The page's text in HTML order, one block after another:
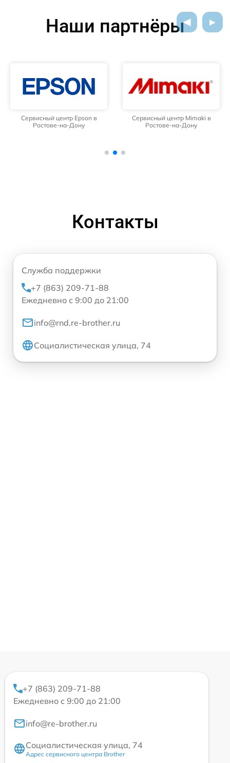
Наши партнёры
Сервисный центр Epson в
Ростове-на-Дону
Сервисный центр Mimaki в
Ростове-на-Дону
Контакты
Служба поддержки
+7 (863) 209-71-88
Ежедневно с 9:00 до 21:00
info@rnd.re-brother.ru
Социалистическая улица, 74
+7 (863) 209-71-88
Ежедневно с 9:00 до 21:00
info@re-brother.ru
Социалистическая улица, 74
Адрес сервисного центра Brother